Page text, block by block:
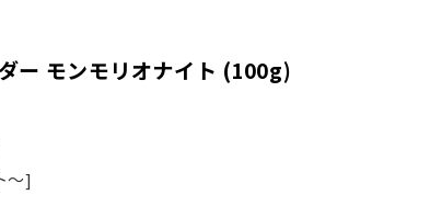
ー モンモリオナイト (100g)
～]